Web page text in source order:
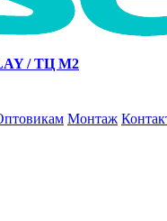
/ ТЦ М2
Монтаж